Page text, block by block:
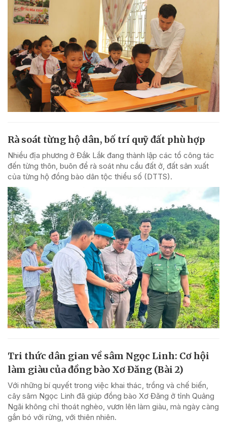
Rà soát từng hộ dân, bố trí quỹ đất phù hợp
Nhiều địa phương ở Đắk Lắk đang thành lập các tổ công tác
đến từng thôn, buôn để rà soát nhu cầu đất ở, đất sản xuất
của từng hộ đồng bào dân tộc thiểu số (DTTS).
Tri thức dân gian về sâm Ngọc Linh: Cơ hội
làm giàu của đồng bào Xơ Đăng (Bài 2)
Với những bí quyết trong việc khai thác, trồng và chế biến,
cây sâm Ngọc Linh đã giúp đồng bào Xơ Đăng ở tỉnh Quảng
Ngãi không chỉ thoát nghèo, vươn lên làm giàu, mà ngày càng
gắn bó với rừng, với thiên nhiên.